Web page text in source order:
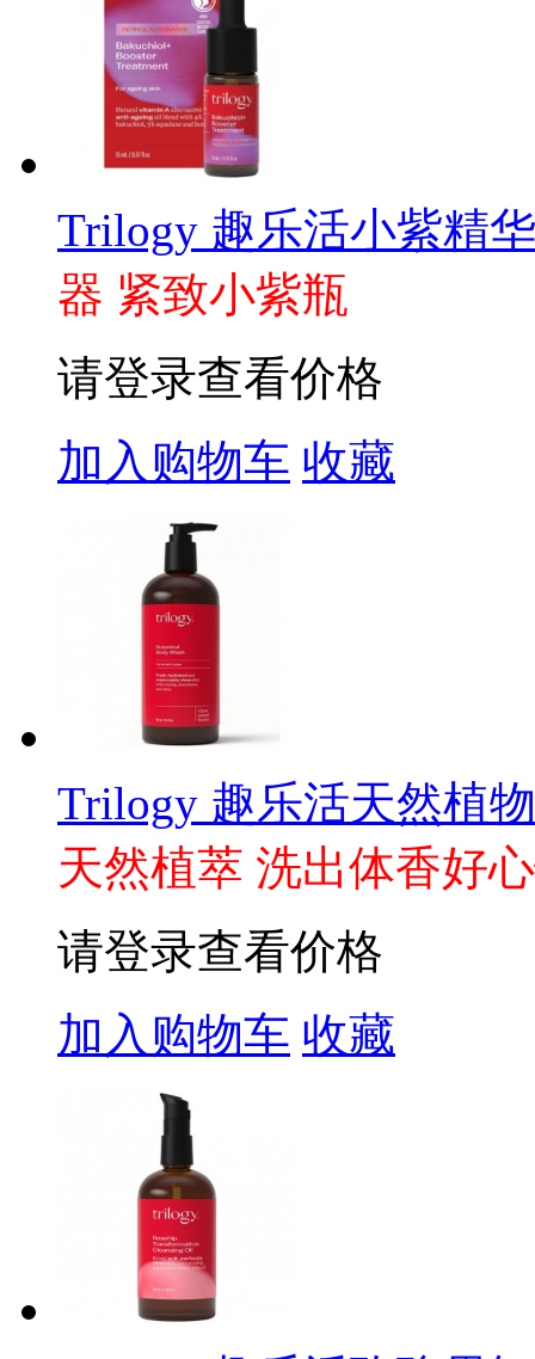
Trilogy 趣乐活小紫精
器 紧致小紫瓶
请登录查看价格
加入购物车 收藏
Trilogy 趣乐活天然植
天然植萃 洗出体香好
请登录查看价格
加入购物车 收藏